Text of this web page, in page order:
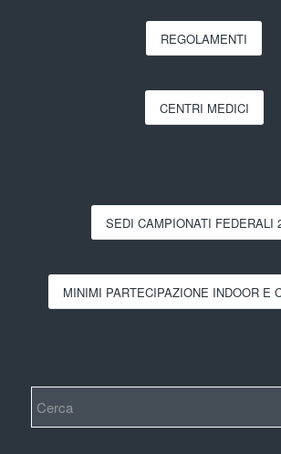
REGOLAMENTI
CENTRI MEDICI
SEDI CAMPIONATI FEDERALI
MINIMI PARTECIPAZIONE INDOOR E